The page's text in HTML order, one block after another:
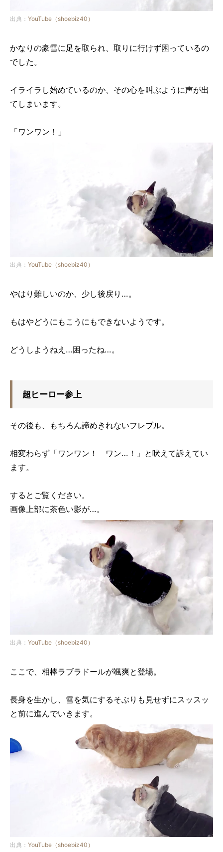
出典： YouTube（shoebiz40）
かなりの豪雪に足を取られ、取りに行けず困っているの
でした。
イライラし始めているのか、その心を叫ぶように声が出
てしまいます。
「ワンワン！」
出典： YouTube（shoebiz40）
やはり難しいのか、少し後戻り…。
もはやどうにもこうにもできないようです。
どうしようねえ…困ったね…。
超ヒーロー参上
その後も、もちろん諦めきれないフレブル。
相変わらず「ワンワン！ ワン…！」と吠えて訴えてい
ます。
するとご覧ください。
画像上部に茶色い影が…。
出典： YouTube（shoebiz40）
ここで、相棒ラブラドールが颯爽と登場。
長身を生かし、雪を気にするそぶりも見せずにスッスッ
と前に進んでいきます。
出典： YouTube（shoebiz40）